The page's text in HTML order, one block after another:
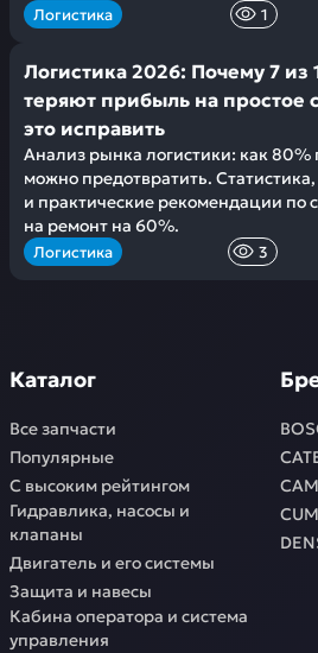
Логистика 1
Логистика 2026: Почему 7 из
теряют прибыль на простое
это исправить
Анализ рынка логистики: как 80%
можно предотвратить.
и практические рекомендации по
на ремонт на 60%.
Логистика 3
Каталог
Все запчасти
Популярные
С высоким рейтингом
Гидравлика, насосы и
клапаны
Двигатель и его системы
Защита и навесы
Кабина оператора и система
управления